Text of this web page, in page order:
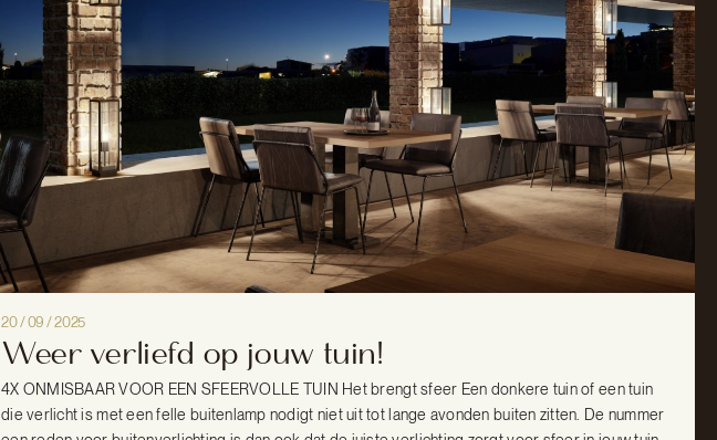
20 / 09 / 2025
Weer verliefd op jouw tuin!
4X ONMISBAAR VOOR EEN SFEERVOLLE TUIN Het brengt sfeer Een donkere tuin of een tuin
die verlicht is met een felle buitenlamp nodigt niet uit tot lange avonden buiten zitten. De nummer